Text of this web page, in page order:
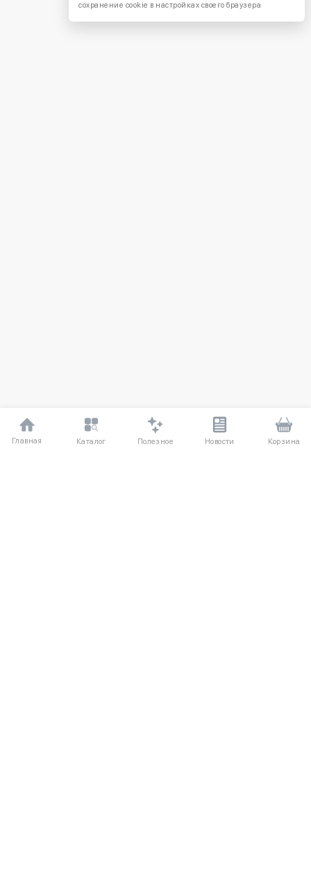
Главная Каталог Полезное Новости Корзина
сохранение cookie в настройках своего браузера